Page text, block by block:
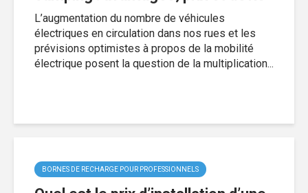
L’augmentation du nombre de véhicules
électriques en circulation dans nos rues et les
prévisions optimistes à propos de la mobilité
électrique posent la question de la multiplication...
BORNES DE RECHARGE POUR PROFESSIONNELS